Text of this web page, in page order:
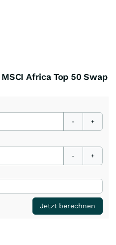
Africa Top 50 Swap
- +
- +
Jetzt berechnen